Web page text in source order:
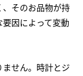
そのお品物が持
因によって変動
せん。時計とジ